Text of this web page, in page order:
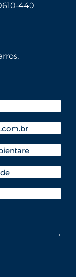
440